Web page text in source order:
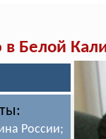
Белой
России;